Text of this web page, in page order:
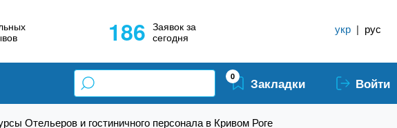
186 Заявок за
сегодня
укр | рус
0 Закладки Войти
Отельеров и гостиничного персонала в Кривом Роге